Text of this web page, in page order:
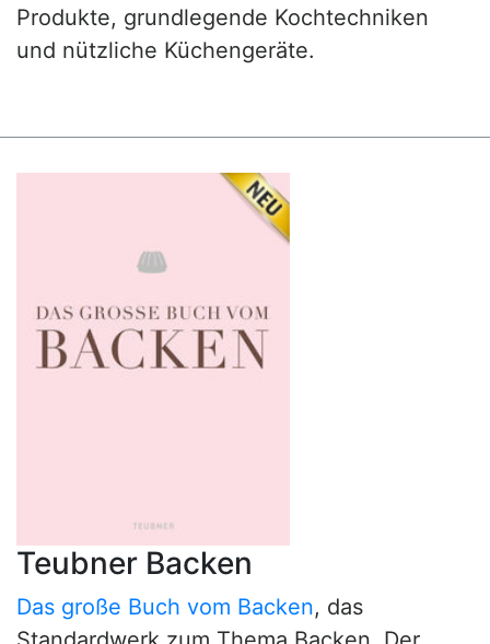
Produkte, grundlegende Kochtechniken
und nützliche Küchengeräte.
Teubner Backen
Das große Buch vom Backen, das